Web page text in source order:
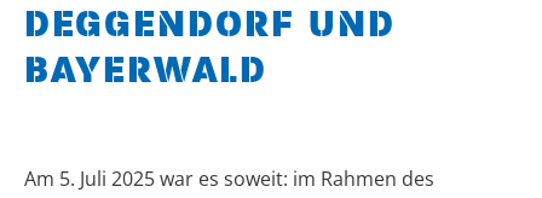
DEGGENDORF UND
BAYERWALD
Am 5. Juli 2025 war es soweit: im Rahmen des